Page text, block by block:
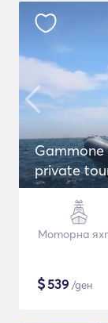
private
Моторна
$539 /ден